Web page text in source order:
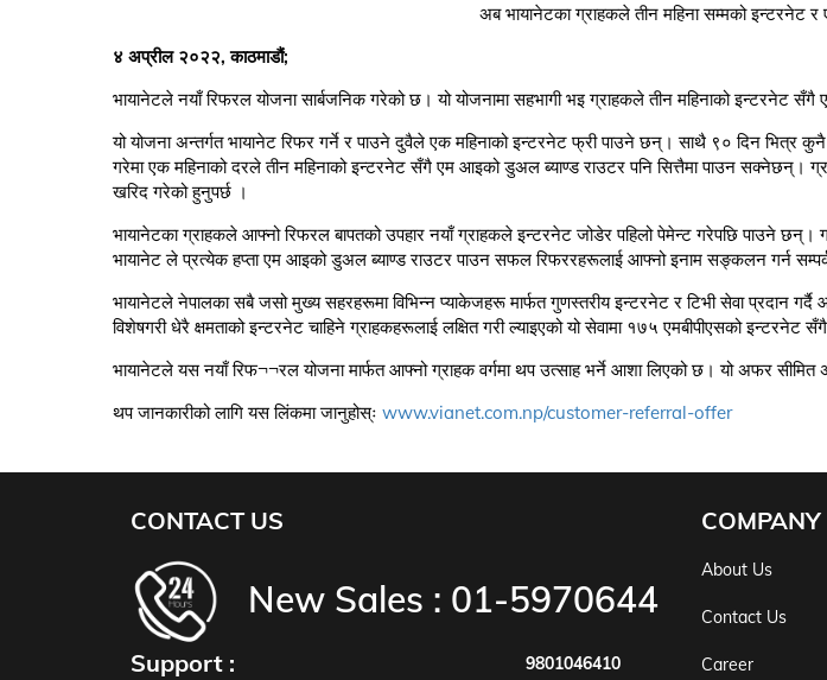
अब भायानेटका ग्राहकले तीन महिना सम्मको इन्टरनेट
४ अप्रील २०२२, काठमाडौं;
भायानेटले नयाँ रिफरल योजना सार्बजनिक गरेको छ। यो योजनामा सहभागी भइ ग्राहकले तीन महिनाको इन्टरनेट
यो योजना अन्तर्गत भायानेट रिफर गर्ने र पाउने दुवैले एक महिनाको इन्टरनेट फ्री पाउने छन्। साथै ९० दिन भित्र
गरेमा एक महिनाको दरले तीन महिनाको इन्टरनेट सँगै एम आइको डुअल ब्याण्ड राउटर पनि सित्तैमा पाउन सक्नेछन्।
खरिद गरेको हुनुपर्छ ।
भायानेटका ग्राहकले आफ्नो रिफरल बापतको उपहार नयाँ ग्राहकले इन्टरनेट जोडेर पहिलो पेमेन्ट गरेपछि पाउने
भायानेट ले प्रत्येक हप्ता एम आइको डुअल ब्याण्ड राउटर पाउन सफल रिफररहरूलाई आफ्नो इनाम सङ्कलन गर्न
भायानेटले नेपालका सबै जसो मुख्य सहरहरूमा विभिन्न प्याकेजहरू मार्फत गुणस्तरीय इन्टरनेट र टिभी सेवा प्रदान
विशेषगरी धेरै क्षमताको इन्टरनेट चाहिने ग्राहकहरूलाई लक्षित गरी ल्याइएको यो सेवामा १७५ एमबीपीएसको
भायानेटले यस नयाँ रिफ¬¬रल योजना मार्फत आफ्नो ग्राहक वर्गमा थप उत्साह भर्ने आशा लिएको छ। यो अफर
थप जानकारीको लागि यस लिंकमा जानुहोस्ः www.vianet.com.np/customer-referral-offer
CONTACT US
New Sales : 01-5970644
Support : 9801046410
COMPANY
About Us
Contact Us
Career